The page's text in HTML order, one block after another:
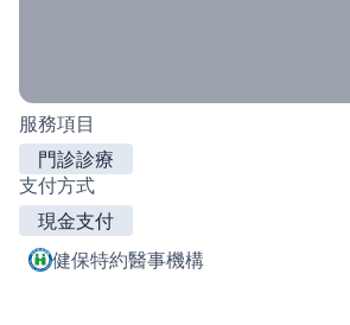
服務項目
門診診療
支付方式
現金支付
健保特約醫事機構